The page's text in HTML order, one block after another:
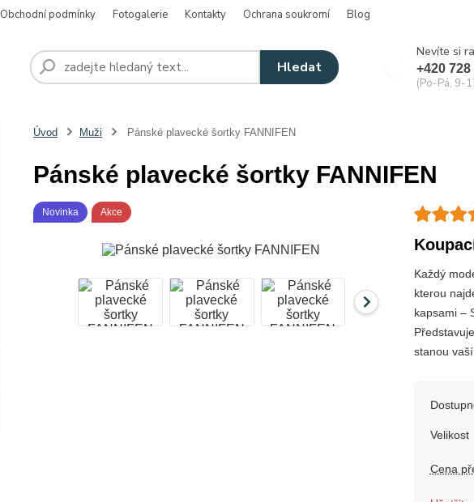
Obchodní podmínky Fotogalerie Kontakty Ochrana soukromí Blog
Hledat
Nevíte si
+420 728
(Po-Pá, 9-
Úvod Muži Pánské plavecké šortky FANNIFEN
Pánské plavecké šortky FANNIFEN
Novinka Akce
Každý
kterou
kapsami –
stanou
Velikost
Cena